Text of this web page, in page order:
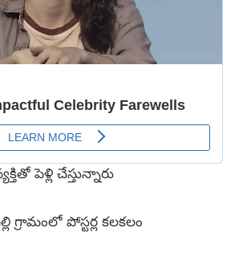
పెళ్లి చేస్తున్నారు
గ్రామంలో పోస్టర్ల కలకలం